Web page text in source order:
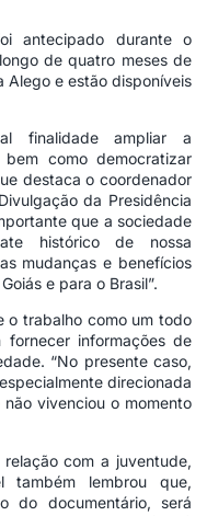
antecipado durante o
de quatro meses de
e estão disponíveis
finalidade ampliar a
como democratizar
destaca o coordenador
da Presidência
que a sociedade
histórico de nossa
mudanças e benefícios
e para o Brasil”.
o trabalho como um todo
informações de
“No presente caso,
direcionada
vivenciou o momento
com a juventude,
também lembrou que,
do documentário, será